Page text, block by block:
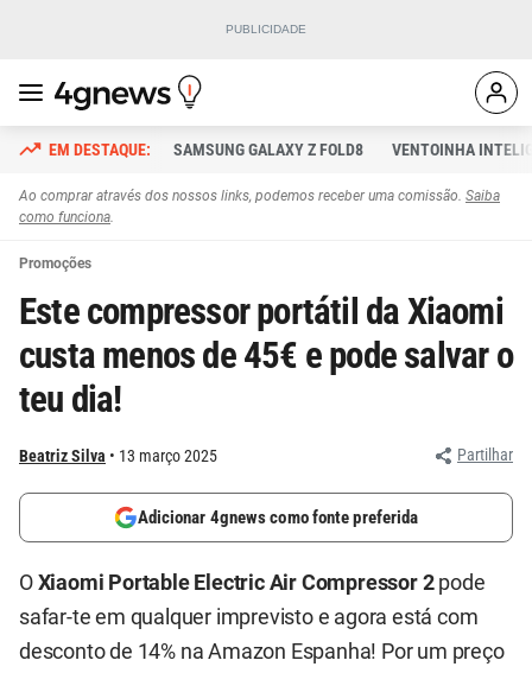
SAMSUNG GALAXY Z FOLD8 VENTOINHA
Ao comprar através dos nossos links, podemos receber uma comissão. Saiba
como funciona.
Promoções
Este compressor portátil da Xiaomi
custa menos de 45€ e pode salvar o
teu dia!
Beatriz Silva 13 março 2025 Partilhar
Adicionar 4gnews como fonte preferida
O Xiaomi Portable Electric Air Compressor 2pode
safar-te em qualquer imprevisto e agora está com
desconto de 14% na Amazon Espanha! Por um preço